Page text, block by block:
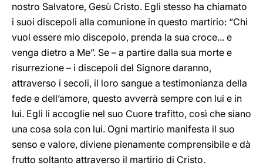
nostro Salvatore, Gesù Cristo. Egli stesso ha chiamato
i suoi discepoli alla comunione in questo martirio: “Chi
vuol essere mio discepolo, prenda la sua croce... e
venga dietro a Me”. Se – a partire dalla sua morte e
risurrezione – i discepoli del Signore daranno,
attraverso i secoli, il loro sangue a testimonianza della
fede e dell’amore, questo avverrà sempre con lui e in
lui. Egli li accoglie nel suo Cuore trafitto, così che siano
una cosa sola con lui. Ogni martirio manifesta il suo
senso e valore, diviene pienamente comprensibile e dà
frutto soltanto attraverso il martirio di Cristo.